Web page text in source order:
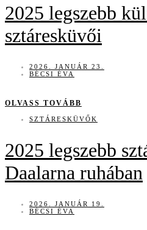
2025 legszebb
sztáresküvői
2026. JANUÁR 23.
BÉCSI ÉVA
OLVASS TOVÁBB
SZTÁRESKÜVŐK
2025 legszebb
Daalarna ruhában
2026. JANUÁR 19.
BÉCSI ÉVA